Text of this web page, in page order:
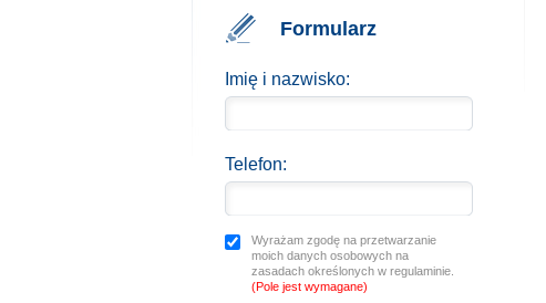
Formularz
Imię i nazwisko:
Telefon:
Wyrażam zgodę na przetwarzanie
moich danych osobowych na
zasadach określonych w regulaminie.
(Pole jest wymagane)